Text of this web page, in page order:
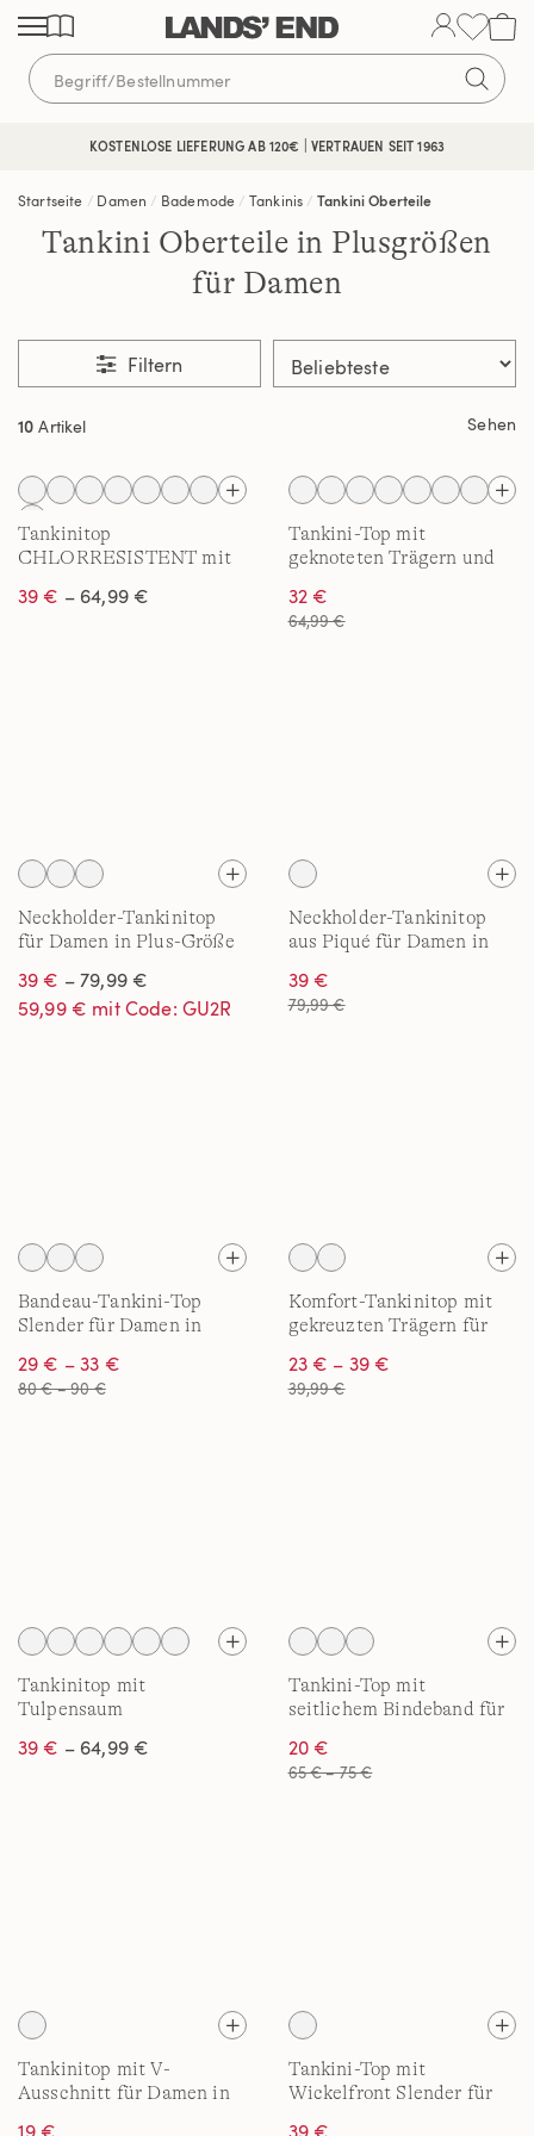
Direkt
zum
Inhalt
Direkt
zur
Navigation
Direkt
zur
Suche
KOSTENLOSE LIEFERUNG AB 120€ | VERTRAUEN SEIT 1963
Startseite Damen Bademode Tankinis Tankini Oberteile
Tankini Oberteile in Plusgrößen
für Damen
Filtern
10 Artikel Sehen
Tankinitop
CHLORRESISTENT mit
in Plus-Größe
39 € – 64,99 €
Tankini-Top mit
geknoteten Trägern und
Plus-Größe
32 €
64,99 €
Neckholder-Tankinitop
für Damen in Plus-Größe
39 € – 79,99 €
59,99 € mit Code: GU2R
Neckholder-Tankinitop
aus Piqué für Damen in
39 €
79,99 €
Bandeau-Tankini-Top
Slender für Damen in
29 € – 33 €
80 € – 90 €
Komfort-Tankinitop mit
gekreuzten Trägern für
23 € – 39 €
39,99 €
Tankinitop mit
Tulpensaum
in Plus-Größe
39 € – 64,99 €
Tankini-Top mit
seitlichem Bindeband für
20 €
65 € – 75 €
Tankinitop mit V-
Ausschnitt für Damen in
Tankini-Top mit
Wickelfront Slender für